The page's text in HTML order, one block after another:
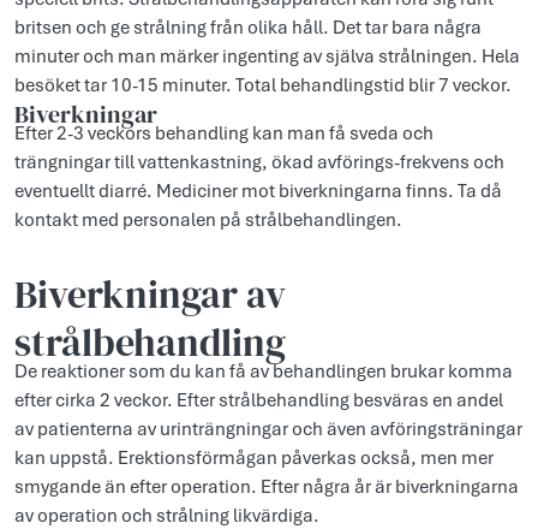
britsen och ge strålning från olika håll. Det tar bara några
minuter och man märker ingenting av själva strålningen. Hela
besöket tar 10-15 minuter. Total behandlingstid blir 7 veckor.
Biverkningar
Efter 2-3 veckors behandling kan man få sveda och
trängningar till vattenkastning, ökad avförings-frekvens och
eventuellt diarré. Mediciner mot biverkningarna finns. Ta då
kontakt med personalen på strålbehandlingen.
Biverkningar av
strålbehandling
De reaktioner som du kan få av behandlingen brukar komma
efter cirka 2 veckor. Efter strålbehandling besväras en andel
av patienterna av urinträngningar och även avföringsträningar
kan uppstå. Erektionsförmågan påverkas också, men mer
smygande än efter operation. Efter några år är biverkningarna
av operation och strålning likvärdiga.